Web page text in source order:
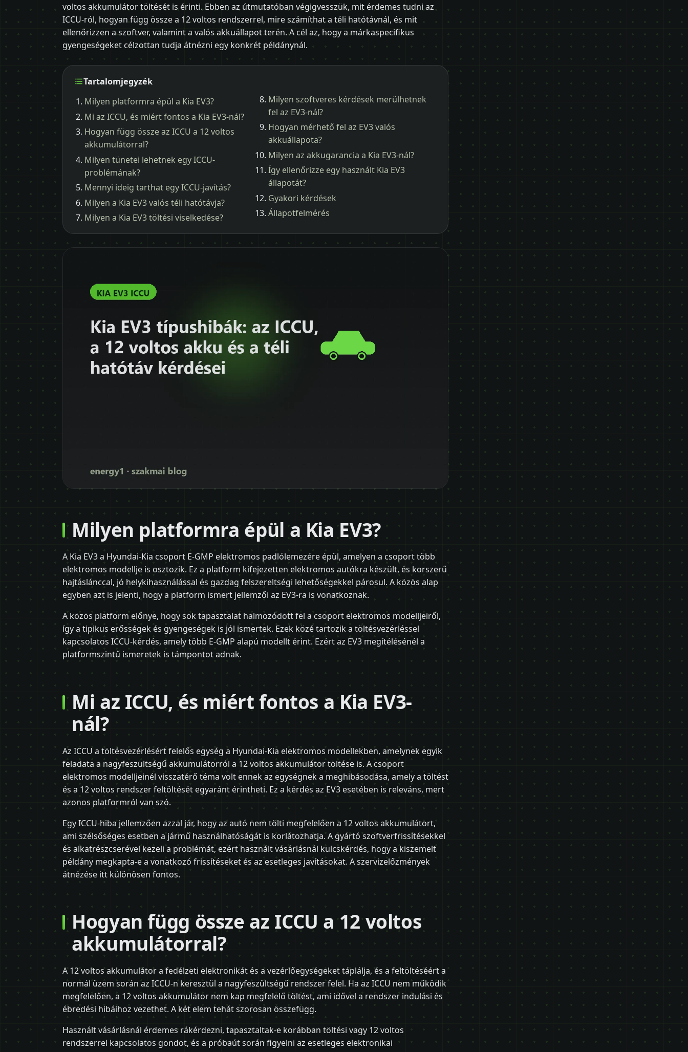
voltos akkumulátor töltését is érinti. Ebben az útmutatóban végigvesszük, mit érdemes tudni az
ICCU-ról, hogyan függ össze a 12 voltos rendszerrel, mire számíthat a téli hatótávnál, és mit
ellenőrizzen a szoftver, valamint a valós akkuállapot terén. A cél az, hogy a márkaspecifikus
gyengeségeket célzottan tudja átnézni egy konkrét példánynál.
Tartalomjegyzék
Milyen platformra épül a Kia EV3?
Mi az ICCU, és miért fontos a Kia EV3-nál?
Hogyan függ össze az ICCU a 12 voltos
akkumulátorral?
Milyen tünetei lehetnek egy ICCU-
problémának?
Mennyi ideig tarthat egy ICCU-javítás?
Milyen a Kia EV3 valós téli hatótávja?
Milyen a Kia EV3 töltési viselkedése?
Milyen szoftveres kérdések merülhetnek
fel az EV3-nál?
Hogyan mérhető fel az EV3 valós
akkuállapota?
Milyen az akkugarancia a Kia EV3-nál?
Így ellenőrizze egy használt Kia EV3
állapotát?
Gyakori kérdések
Állapotfelmérés
Milyen platformra épül a Kia EV3?
A Kia EV3 a Hyundai-Kia csoport E-GMP elektromos padlólemezére épül, amelyen a csoport több
elektromos modellje is osztozik. Ez a platform kifejezetten elektromos autókra készült, és korszerű
hajtáslánccal, jó helykihasználással és gazdag felszereltségi lehetőségekkel párosul. A közös alap
egyben azt is jelenti, hogy a platform ismert jellemzői az EV3-ra is vonatkoznak.
A közös platform előnye, hogy sok tapasztalat halmozódott fel a csoport elektromos modelljeiről,
így a tipikus erősségek és gyengeségek is jól ismertek. Ezek közé tartozik a töltésvezérléssel
kapcsolatos ICCU-kérdés, amely több E-GMP alapú modellt érint. Ezért az EV3 megítélésénél a
platformszintű ismeretek is támpontot adnak.
Mi az ICCU, és miért fontos a Kia EV3-
nál?
Az ICCU a töltésvezérlésért felelős egység a Hyundai-Kia elektromos modellekben, amelynek egyik
feladata a nagyfeszültségű akkumulátorról a 12 voltos akkumulátor töltése is. A csoport
elektromos modelljeinél visszatérő téma volt ennek az egységnek a meghibásodása, amely a töltést
és a 12 voltos rendszer feltöltését egyaránt érintheti. Ez a kérdés az EV3 esetében is releváns, mert
azonos platformról van szó.
Egy ICCU-hiba jellemzően azzal jár, hogy az autó nem tölti megfelelően a 12 voltos akkumulátort,
ami szélsőséges esetben a jármű használhatóságát is korlátozhatja. A gyártó szoftverfrissítésekkel
és alkatrészcserével kezeli a problémát, ezért használt vásárlásnál kulcskérdés, hogy a kiszemelt
példány megkapta-e a vonatkozó frissítéseket és az esetleges javításokat. A szervizelőzmények
átnézése itt különösen fontos.
Hogyan függ össze az ICCU a 12 voltos
akkumulátorral?
A 12 voltos akkumulátor a fedélzeti elektronikát és a vezérlőegységeket táplálja, és a feltöltéséért a
normál üzem során az ICCU-n keresztül a nagyfeszültségű rendszer felel. Ha az ICCU nem működik
megfelelően, a 12 voltos akkumulátor nem kap megfelelő töltést, ami idővel a rendszer indulási és
ébredési hibáihoz vezethet. A két elem tehát szorosan összefügg.
Használt vásárlásnál érdemes rákérdezni, tapasztaltak-e korábban töltési vagy 12 voltos
rendszerrel kapcsolatos gondot, és a próbaút során figyelni az esetleges elektronikai